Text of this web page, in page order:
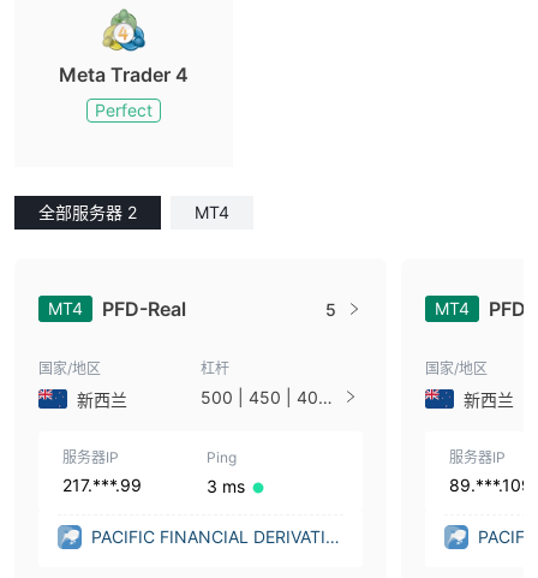
Meta Trader 4
Perfect
全部服务器 2 MT4
MT4 PFD-Real 5
国家/地区
新西兰
杠杆
500 | 450 | 400 |
50 | 1
服务器IP
217.***.99
Ping
3 ms
PACIFIC FINANCIAL DERIVATIV
MT4
国家/地区
新西兰
服务器IP
89.***.109